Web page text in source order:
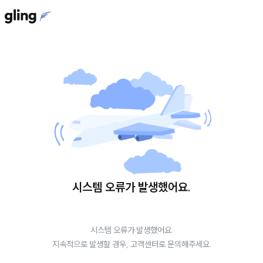
시스템 오류가 발생했어요.
시스템 오류가 발생했어요.
지속적으로 발생할 경우, 고객센터로 문의해주세요.